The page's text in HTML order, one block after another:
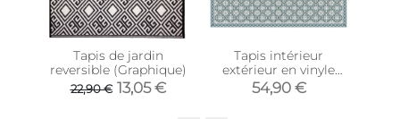
Tapis de jardin
reversible (Graphique)
22,90 € 13,05 €
Tapis intérieur
extérieur en vinyle
carreaux portuguais
(140 x 70 cm)
54,90 €